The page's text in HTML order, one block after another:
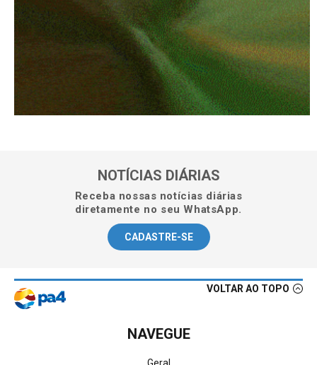
NOTÍCIAS DIÁRIAS
Receba nossas notícias diárias
diretamente no seu WhatsApp.
CADASTRE-SE
VOLTAR AO TOPO
NAVEGUE
Geral